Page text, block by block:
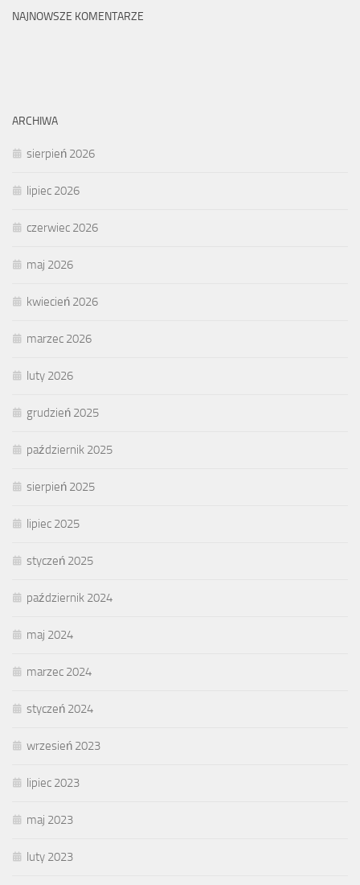
NAJNOWSZE KOMENTARZE
ARCHIWA
sierpień 2026
lipiec 2026
czerwiec 2026
maj 2026
kwiecień 2026
marzec 2026
luty 2026
grudzień 2025
październik 2025
sierpień 2025
lipiec 2025
styczeń 2025
październik 2024
maj 2024
marzec 2024
styczeń 2024
wrzesień 2023
lipiec 2023
maj 2023
luty 2023